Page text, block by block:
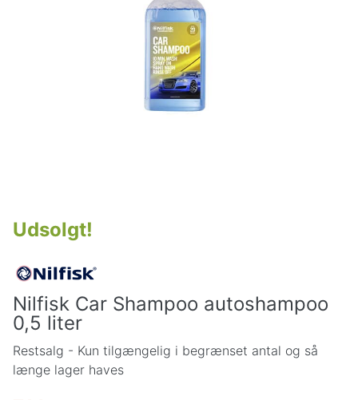
Udsolgt!
Nilfisk Car Shampoo autoshampoo
0,5 liter
Restsalg - Kun tilgængelig i begrænset antal og så
længe lager haves